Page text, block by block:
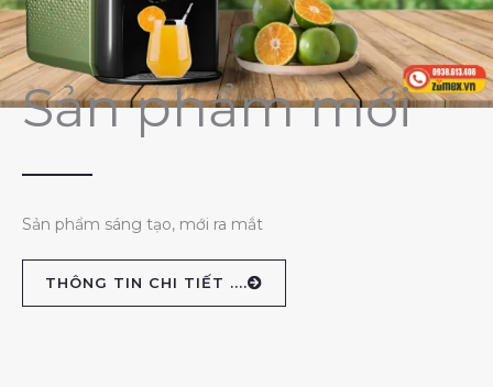
Sản phẩm mới
Sản phẩm sáng tạo, mới ra mắt
THÔNG TIN CHI TIẾT ....